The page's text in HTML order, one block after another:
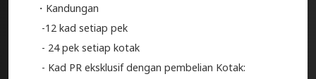
・Kandungan
-12 kad setiap pek
- 24 pek setiap kotak
- Kad PR eksklusif dengan pembelian Kotak: